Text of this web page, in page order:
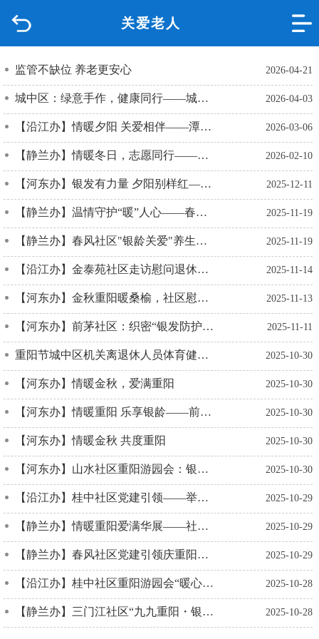
关爱老人
品质城中
新闻中心
政府信息公开
网上办事
数据专题
2026-04-21
监管不缺位 养老更安心
2026-04-03
城中区：绿意手作，健康同行——城中区计生协开展计生特殊家庭关怀关爱活动
2026-03-06
【沿江办】情暖夕阳 关爱相伴——潭东社区开展独居老人上门暖心志愿服务活动
2026-02-10
【静兰办】情暖冬日，志愿同行——三门江社区开展养老院慰问及环境整治志愿服务活动
2025-12-11
【河东办】银发有力量 夕阳别样红——山水社区惠民文化活动温情启幕
2025-11-19
【静兰办】温情守护“暖”人心——春风社区开展一氧化碳中毒防护宣传
2025-11-19
【静兰办】春风社区"银龄关爱"养生启幕八段锦点亮活力晚年
2025-11-14
【沿江办】金泰苑社区走访慰问退休老人 点滴关怀暖人心
2025-11-13
【河东办】金秋重阳暖桑榆，社区慰问传温情—山水社区退休老人慰问活动温情落幕
2025-11-11
【河东办】前茅社区：织密“银发防护网”，反邪宣传“零距离”
2025-10-30
重阳节城中区机关离退休人员体育健身活动丰富多彩
2025-10-30
【河东办】情暖金秋，爱满重阳
2025-10-30
【河东办】情暖重阳 乐享银龄——前茅社区开展艾草养生锤DIY活动
2025-10-30
【河东办】情暖金秋 共度重阳
2025-10-30
【河东办】山水社区重阳游园会：银龄乐享游园趣 邻里共叙敬老情
2025-10-29
【沿江办】桂中社区党建引领——举办重阳节“善敬老・孝亲茶叙”活动
2025-10-29
【静兰办】情暖重阳爱满华展——社区多彩活动弘扬敬老美德
2025-10-29
【静兰办】春风社区党建引领庆重阳，守护老年幸福时光
2025-10-28
【沿江办】桂中社区重阳游园会“暖心又便民”，银龄长者乐享双倍快乐
2025-10-28
【静兰办】三门江社区“九九重阳・银龄风采” 重阳节文艺表演比拼活动